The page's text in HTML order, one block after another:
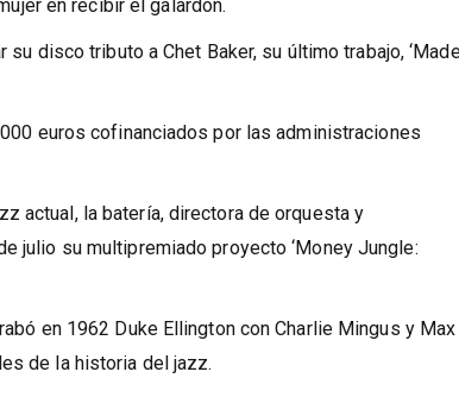
en recibir el galardón.
disco tributo a Chet Baker, su último trabajo, ‘Made
euros cofinanciados por las administraciones
actual, la batería, directora de orquesta y
julio su multipremiado proyecto ‘Money Jungle:
en 1962 Duke Ellington con Charlie Mingus y Max